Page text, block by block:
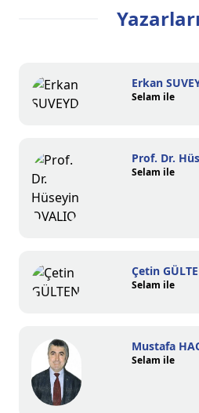
Erkan
Selam ile
Prof. Dr.
Selam ile
Çetin
Selam ile
Mustafa
Selam ile